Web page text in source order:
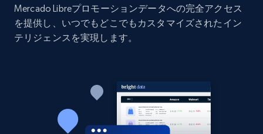
Title, Seller name, Brand, Description, Initial
price, Currency, Availability, Reviews count, and
Mercado Libreプロモーションデータへの完全アクセス
を提供し、いつでもどこでもカスタマイズされたイン
テリジェンスを実現します。